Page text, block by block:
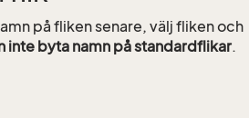
på fliken senare, välj fliken och
inte byta namn på standardflikar.